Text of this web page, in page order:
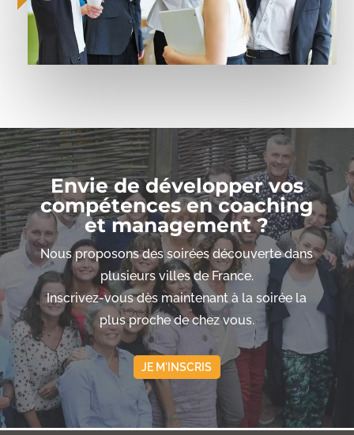
Envie de développer vos
compétences en coaching
et management ?
Nous proposons des soirées découverte dans
plusieurs villes de France.
Inscrivez-vous dès maintenant à la soirée la
plus proche de chez vous.
JE M'INSCRIS